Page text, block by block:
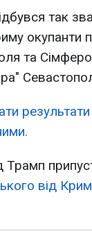
так
окупанти
та
від